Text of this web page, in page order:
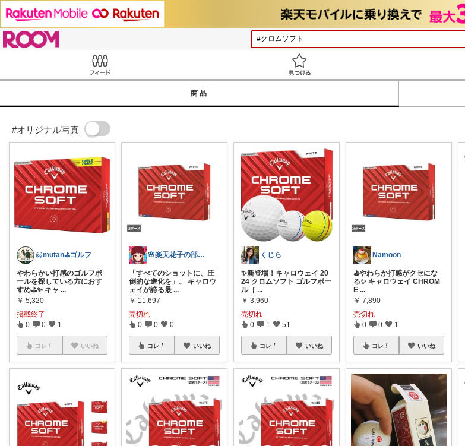
商品
#オリジナル写真
@mutan⛳️ゴルフ
やわらかい打感のゴルフボ
ールを探している方におす
すめ⛳✨ キャ ...
￥ 5,320
掲載終了
0 0 1
コレ いいね
🌸楽天花子の部屋🌸
「すべてのショットに、圧
倒的な進化を」。 キャロウ
ェイが誇る最 ...
￥ 11,697
売切れ
0 0 0
コレ いいね
くじら
✨新登場！キャロウェイ 20
24 クロムソフト ゴルフボー
ル［ ...
￥ 3,960
売切れ
0 1 51
コレ いいね
Namoon
⛳️やわらか打感がクセにな
る✨ キャロウェイ CHROM
E...
￥ 7,890
売切れ
0 0 1
コレ いいね